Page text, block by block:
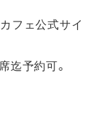
フェ公式サイ
予約可。